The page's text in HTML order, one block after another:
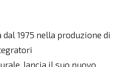
1975 nella produzione di
lancia il suo nuovo